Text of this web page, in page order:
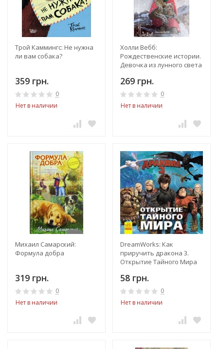
Трой Каммингс: Не нужна
ли вам собака?
359 грн.
0
Нет в наличии
Холли Вебб:
Рождественские истории.
Девочка из лунного света
269 грн.
0
Нет в наличии
Михаил Самарский:
Формула добра
319 грн.
0
Нет в наличии
DreamWorks: Как
приручить дракона 3.
Открытие Тайного Мира
58 грн.
0
Нет в наличии